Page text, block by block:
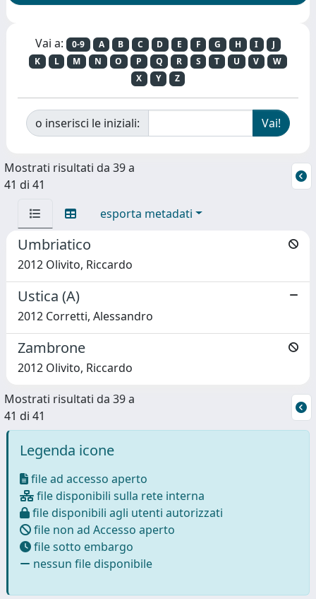
Vai a: 0-9 A B C D E F G H I
J
K
L M N O P Q R S T U V
W
X
Y Z
o inserisci le iniziali:
Mostrati risultati da 39 a
41 di 41
esporta metadati
Umbriatico
2012 Olivito, Riccardo
Ustica (A)
2012 Corretti, Alessandro
Zambrone
2012 Olivito, Riccardo
Mostrati risultati da 39 a
41 di 41
Legenda icone
file ad accesso aperto
file disponibili sulla rete interna
file disponibili agli utenti autorizzati
file non ad Accesso aperto
file sotto embargo
nessun file disponibile